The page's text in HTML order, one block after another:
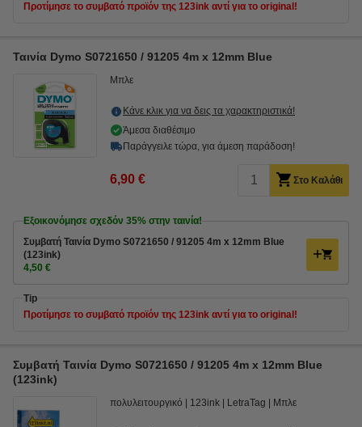
Προτίμησε το συμβατό προϊόν της 123ink αντί για το original!
Ταινία Dymo S0721650 / 91205 4m x 12mm Blue
Μπλε
Κάνε κλικ για να δεις τα χαρακτηριστικά!
Άμεσα διαθέσιμο
Παράγγειλε τώρα, για άμεση παράδοση!
6,90 € Στο Καλάθι
Εξοικονόμησε σχεδόν 35% στην ταινία!
Συμβατή Ταινία Dymo S0721650 / 91205 4m x 12mm Blue
(123ink)
4,50 €
Tip
Προτίμησε το συμβατό προϊόν της 123ink αντί για το original!
Συμβατή Ταινία Dymo S0721650 / 91205 4m x 12mm Blue
(123ink)
πολυλειτουργικό 123ink LetraTag Μπλε